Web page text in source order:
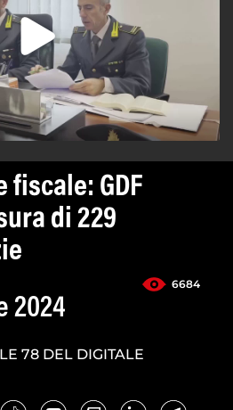
fiscale: GDF
di 229
6684
2024
78 DEL DIGITALE